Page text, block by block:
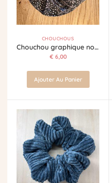
CHOUCHOUS
Chouchou graphique noir & blanc
€ 6,00
Ajouter Au Panier